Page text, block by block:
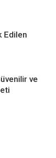
Edilen
ve